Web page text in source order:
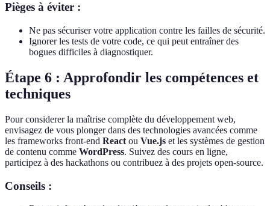
Pièges à éviter :
Ne pas sécuriser votre application contre les failles de sécurité.
Ignorer les tests de votre code, ce qui peut entraîner des
bogues difficiles à diagnostiquer.
Étape 6 : Approfondir les compétences et
techniques
Pour considerer la maîtrise complète du développement web,
envisagez de vous plonger dans des technologies avancées comme
les frameworks front-end React ou Vue.js et les systèmes de gestion
de contenu comme WordPress. Suivez des cours en ligne,
participez à des hackathons ou contribuez à des projets open-source.
Conseils :